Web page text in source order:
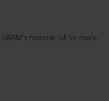
historie, så se mere